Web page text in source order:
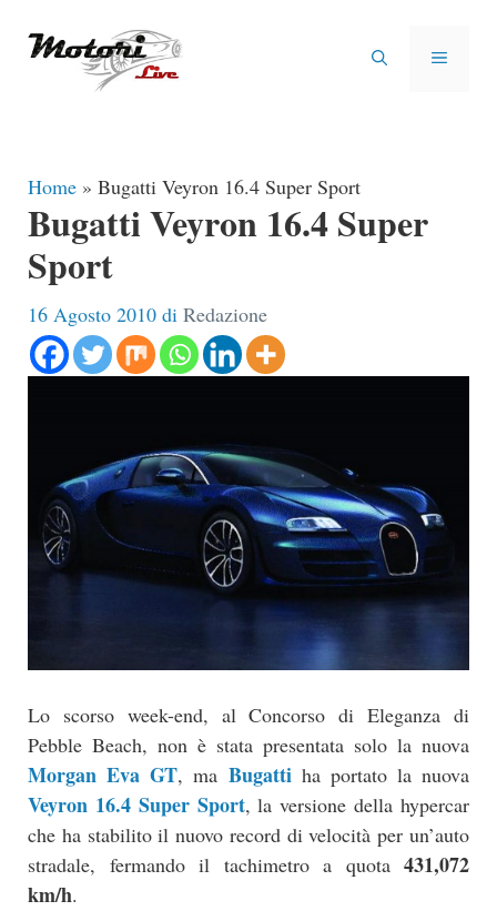
MENU
Home » Bugatti Veyron 16.4 Super Sport
Bugatti Veyron 16.4 Super
Sport
16 Agosto 2010 di Redazione
Lo scorso week-end, al Concorso di Eleganza di
Pebble Beach, non è stata presentata solo la nuova
Morgan Eva GT, ma Bugattiha portato la nuova
Veyron 16.4 Super Sport, la versione della hypercar
che ha stabilito il nuovo record di velocità per un’auto
stradale, fermando il tachimetro a quota 431,072
km/h.